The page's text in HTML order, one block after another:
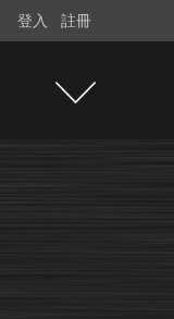
登入 註冊